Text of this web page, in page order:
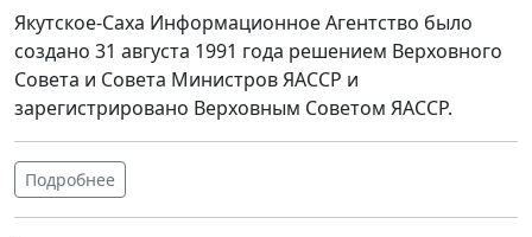
Якутское-Саха Информационное Агентство было
создано 31 августа 1991 года решением Верховного
Совета и Совета Министров ЯАССР и
зарегистрировано Верховным Советом ЯАССР.
Подробнее